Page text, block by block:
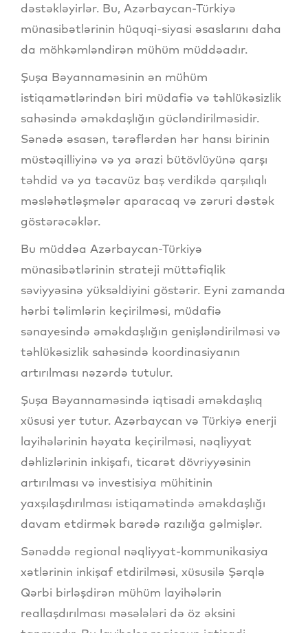
dəstəkləyirlər. Bu, Azərbaycan-Türkiyə
münasibətlərinin hüquqi-siyasi əsaslarını daha
da möhkəmləndirən mühüm müddəadır.
Şuşa Bəyannaməsinin ən mühüm
istiqamətlərindən biri müdafiə və təhlükəsizlik
sahəsində əməkdaşlığın gücləndirilməsidir.
Sənədə əsasən, tərəflərdən hər hansı birinin
müstəqilliyinə və ya ərazi bütövlüyünə qarşı
təhdid və ya təcavüz baş verdikdə qarşılıqlı
məsləhətləşmələr aparacaq və zəruri dəstək
göstərəcəklər.
Bu müddəa Azərbaycan-Türkiyə
münasibətlərinin strateji müttəfiqlik
səviyyəsinə yüksəldiyini göstərir. Eyni zamanda
hərbi təlimlərin keçirilməsi, müdafiə
sənayesində əməkdaşlığın genişləndirilməsi və
təhlükəsizlik sahəsində koordinasiyanın
artırılması nəzərdə tutulur.
Şuşa Bəyannaməsində iqtisadi əməkdaşlıq
xüsusi yer tutur. Azərbaycan və Türkiyə enerji
layihələrinin həyata keçirilməsi, nəqliyyat
dəhlizlərinin inkişafı, ticarət dövriyyəsinin
artırılması və investisiya mühitinin
yaxşılaşdırılması istiqamətində əməkdaşlığı
davam etdirmək barədə razılığa gəlmişlər.
Sənəddə regional nəqliyyat-kommunikasiya
xətlərinin inkişaf etdirilməsi, xüsusilə Şərqlə
Qərbi birləşdirən mühüm layihələrin
reallaşdırılması məsələləri də öz əksini